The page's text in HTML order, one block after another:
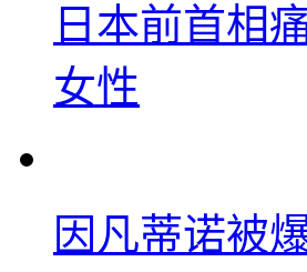
日本前首相
女性
因凡蒂诺被